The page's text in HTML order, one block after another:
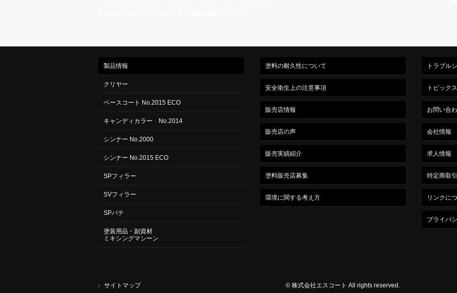
製品情報
クリヤー
ベースコート No.2015 ECO
キャンディカラー No.2014
シンナー No.2000
シンナー No.2015 ECO
SPフィラー
SVフィラー
SPパテ
塗装用品・副資材
ミキシングマシーン
塗料の耐久性について
安全衛生上の注意事項
販売店情報
販売店の声
販売実績紹介
塗料販売店募集
環境に関する考え方
トラブル
トピックス
お問い合
会社情報
求人情報
特定商取
リンクに
プライバ
サイトマップ © 株式会社エスコート All rights reserved.